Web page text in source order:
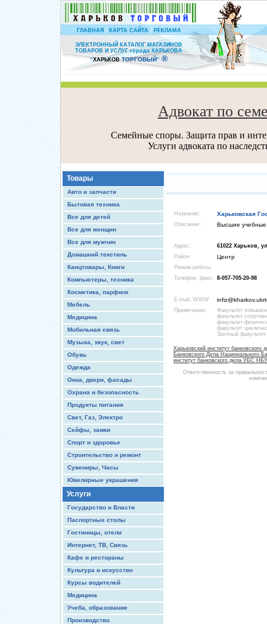
ГЛАВНАЯ| КАРТА САЙТА | РЕКЛАМА
ЭЛЕКТРОННЫЙ КАТАЛОГ МАГАЗИНОВ
ТОВАРОВ И УСЛУГ города ХАРЬКОВА
“ХАРЬКОВ ТОРГОВЫЙ” ®
Адвокат по
Семейные споры. Защита прав и
Услуги адвоката по
Товары
Авто и запчасти
Бытовая техника
Все для детей
Все для женщин
Все для мужчин
Домашний текстиль
Канцтовары, Книги
Компьютеры, техника
Косметика, парфюм
Мебель
Медицина
Мобильная связь
Музыка, звук, свет
Обувь
Одежда
Окна, двери, фасады
Охрана и безопасность
Продукты питания
Свет, Газ, Электро
Сейфы, замки
Спорт и здоровье
Строительство и ремонт
Сувениры, Часы
Ювелирные украшения
Услуги
Государство и Власти
Паспортные столы
Гостиницы, отели
Интернет, ТВ, Связь
Кафе и рестораны
Культура и искусство
Курсы водителей
Медицина
Учеба, образование
Производство
Название: Харьковская
Описание: Высшие учебные
Адрес:
61022 Харьков,
Район:
Центр
Режим работы:
Телефон, факс: 8-057-705-20-98
E-mail, WWW
Примечание:
Факультет
факультет
факультет
факультет
Заочный
Харьковский институт банковского
Банковского Дела Национального
институт банковского дела УБС НБУ
Ответственность за